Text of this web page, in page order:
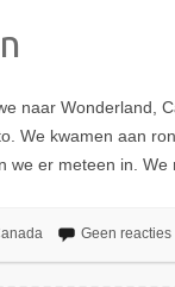
naar Wonderland,
We kwamen aan
we er meteen in. We
Geen reacties